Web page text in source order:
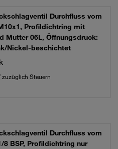
Durchfluss vom
Profildichtring mit
Mutter 06L, Öffnungsdruck:
Nickel-beschichtet
zuzüglich Steuern
Durchfluss vom
8 BSP, Profildichtring nur